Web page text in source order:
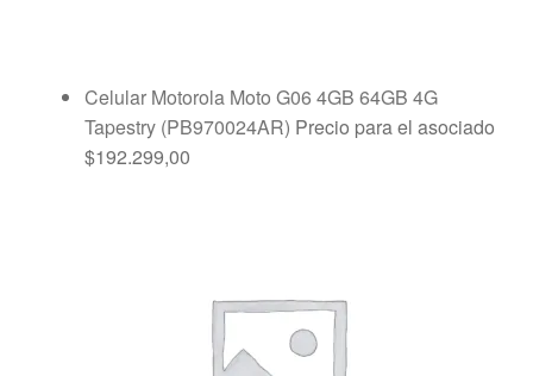
Celular Motorola Moto G06 4GB 64GB 4G
Tapestry (PB970024AR) Precio para el asociado
$192.299,00